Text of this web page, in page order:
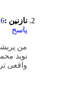
نازنین :6 آبان 1403
من پریشب
نوید
واقعی تر